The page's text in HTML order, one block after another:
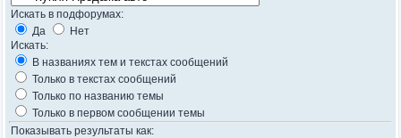
Искать в подфорумах:
Да
Нет
Искать:
В названиях тем и текстах сообщений
Только в текстах сообщений
Только по названию темы
Только в первом сообщении темы
Показывать результаты как: